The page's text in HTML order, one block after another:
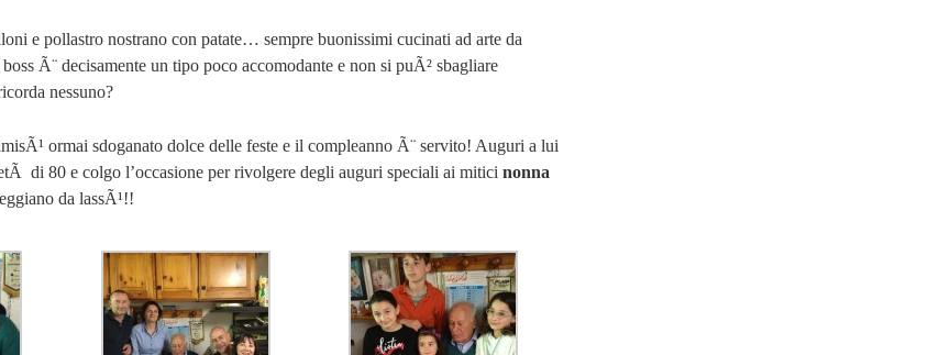
e pollastro nostrano con patate… sempre buonissimi cucinati ad arte da
Ã¨ decisamente un tipo poco accomodante e non si puÃ² sbagliare
nessuno?
ormai sdoganato dolce delle feste e il compleanno Ã¨ servito! Auguri a lui
di 80 e colgo l’occasione per rivolgere degli auguri speciali ai mitici nonna
da lassÃ¹!!